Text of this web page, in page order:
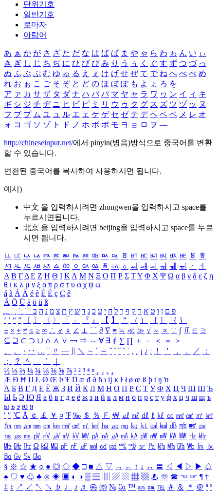
단위기호
일반기호
로마자
아랍어
あ ぁ か が さ ざ た だ な は ば ぱ ま や ゃ ら わ ゎ ん い ぃ
き ぎ し じ ち ぢ に ひ び ぴ み り う ぅ く ぐ す ず つ づ っ
ぬ ふ ぶ ぷ む ゆ ゅ る え ぇ け げ せ ぜ て で ね へ べ ぺ め
れ お ぉ こ ご そ ぞ と ど の ほ ぼ ぽ も よ ょ ろ を
ア ァ カ サ ザ タ ダ ナ ハ バ パ マ ヤ ャ ラ ワ ヮ ン イ ィ キ
ギ シ ジ チ ヂ ニ ヒ ビ ピ ミ リ ウ ゥ ク グ ス ズ ツ ヅ ッ ヌ
フ ブ プ ム ユ ュ ル エ ェ ケ ゲ セ ゼ テ デ ヘ ベ ペ メ レ オ
ォ コ ゴ ソ ゾ ト ド ノ ホ ボ ポ モ ヨ ョ ロ ヲ ―
http://chineseinput.net/에서 pinyin(병음)방식으로 중국어를 변환
할 수 있습니다.
변환된 중국어를 복사하여 사용하시면 됩니다.
예시)
中文 을 입력하시려면 zhongwen을 입력하시고 space를
누르시면됩니다.
北京 을 입력하시려면 beijing을 입력하시고 space를 누르
시면 됩니다.
ㅥ ㅦ ㅧ ㅨ ㅩ ㅪ ㅫ ㅬ ㅭ ㅮ ㅯ ㅰ ㅱ ㅲ ㅳ ㅴ ㅵ ㅶ ㅷ ㅸ
ㅹ
ㅺ ㅻ ㅼ ㅽ ㅾ ㅿ ㆀ ㆁ ㆂ ㆃ ㆄ ㆅ ㆆ ㆇ ㆈ ㆉ ㆊ ㆋ ㆌ ㆍ
ㆎ
Α Β ΓΔ Ε Ζ Η Θ Ι ΚΛ Μ Ν Ξ Ο Π Ρ Σ ΤΥ Φ Χ Ψ Ω α β γ δ ε ζ η
θ ι κ λ μ ν ξ ο π ρ σ τ υ φ χ ψ ω
á à Á À é è É È ç Ç ê
Ä Ö Ü ä ö ü ß
ִֶֹ ֻּ ׁׂ פ ם ן ו ט א ר ק ף ך ל ח י ע כ ג ד ש ץ ת צ מ נ ה ב
‘ ’ “ ” 〔 〕 〈 〉 「 」 『 』 【 】 ＂ （ ） ［ ］ ｛ ｝
± × ÷ ≠ ≤ ≥ ∞ ∴ ♂ ♀ ∠ ⊥ ⌒ ∂ ∇ ≡ ≒ ≪ ≫ √ ∽ ∝ ∵ ∫ ∬ ∈ ∋
⊆ ⊇ ⊂ ⊃ ∪ ∩ ∧ ∨ ￢ ⇒ ⇔ ∀ ∃ ∮ ∑ ∏ ＋ － ＜ ＝
＞
、
。 · ‥ … ¨ 〃 ― ＼ ∼ ´ ～ ˇ ˘ ˝ ˚ ˙ ¸ ¡ ¿ ː ！ ＇ ， ． ／
：
；
？ ＾ ｀
½ ⅓ ⅔ ¼ ¾ ⅛ ⅜ ⅝ ⅞ ¹ ² ³ ⁴ ⁿ ₁ ₂ ₃ ₄
Æ Ð Ħ Ĳ Ł Ø Œ Þ Ŧ Ŋ æ đ ð ħ ı ĳ ĸ ŀ ł ø œ ß þ ŧ ŋ ŉ
А Б В Г Д Е Ё Ж З И Й К Л М Н О П Р С Т У Ф Х Ц Ч Ш Щ Ъ
Ы Ь Э Ю Я а б в г д е ё ж з и й к л м н о п р с т у ф х ц ч ш щ ъ
ы ь э ю я
′ ″ ℃ Å ￠ ￡ ￥ ¤ ℉ ‰ ＄ ％ Ｆ ￦ ㎕ ㎖ ㎗ ℓ ㎘ ㏄ ㎣ ㎤ ㎥ ㎦
㎙ ㎚ ㎛ ㎜ ㎝ ㎞ ㎟ ㎠ ㎡ ㎢ ㏊ ㎍ ㎎ ㎏ ㏏ ㎈ ㎉ ㏈ ㎧ ㎨ ㎰
㎱ ㎲ ㎳ ㎴ ㎵ ㎶ ㎷ ㎸ ㎹ ㎀ ㎁ ㎂ ㎃ ㎄ ㎺ ㎻ ㎽ ㎾ ㎿ ㎐ ㎑
㎒ ㎓ ㎔ Ω ㏀ ㏁ ㎊ ㎋ ㎌ ㏖ ㏅ ㎭ ㎮ ㎯ ㏛ ㎩ ㎪ ㎫ ㎬ ㏝ ㏐
㏓
㏃ ㏉ ㏜ ㏆
§ ※ ☆ ★ ○ ● ◎ ◇ ◆ □ ■ △ ▽ → ← ↑ ↓ ↔ 〓 ◁ ◀ ▷ ▶ ♤
♠ ♡ ♥ ♧ ♣ ⊙ ◈ ▣ ◐ ◑ ▒ ▤ ▨ ▧ ▦ ▩ ♨ ☏ ☎ ☜ ☞ ¶ †
‡ ↕ ↗ ↙ ↖ ↘ ♭ ♩ ♪ ♬ ㉿ ㈜ № ㏇ ™ ㏂ ㏘ ℡ ＃ ＆ ＊ ＠ ª º